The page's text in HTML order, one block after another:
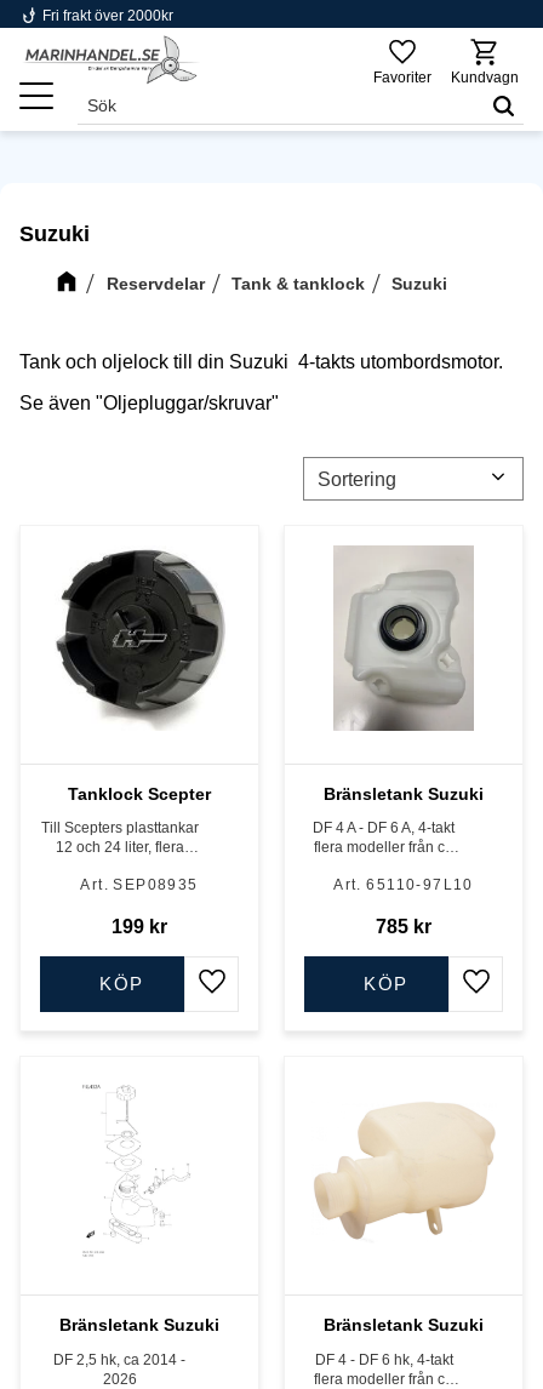
Meny
phishing Fri frakt över 2000kr
Favoriter Kundvagn
Suzuki
Reservdelar Tank & tanklock Suzuki
Tank och oljelock till din Suzuki 4-takts utombordsmotor.
Se även "Oljepluggar/skruvar"
Välj sortering
Tanklock Scepter
Till Scepters plasttankar
12 och 24 liter, flera
SEP08935
199 kr
Lägg till i favoriter
KÖP
Bränsletank Suzuki
DF 4 A - DF 6 A, 4-takt
flera modeller från ca
65110-97L10
785 kr
Lägg
KÖP
Bränsletank Suzuki
DF 2,5 hk, ca 2014 -
2026
Bränsletank Suzuki
DF 4 - DF 6 hk, 4-takt
flera modeller från ca